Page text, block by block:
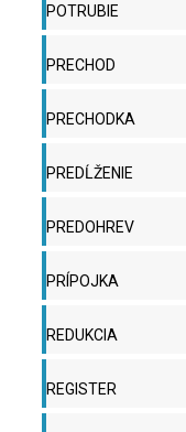
POTRUBIE
PRECHOD
PRECHODKA
PREDĹŽENIE
PREDOHREV
PRÍPOJKA
REDUKCIA
REGISTER